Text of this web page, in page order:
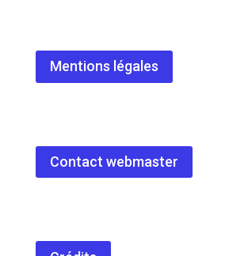
Mentions légales
Contact webmaster